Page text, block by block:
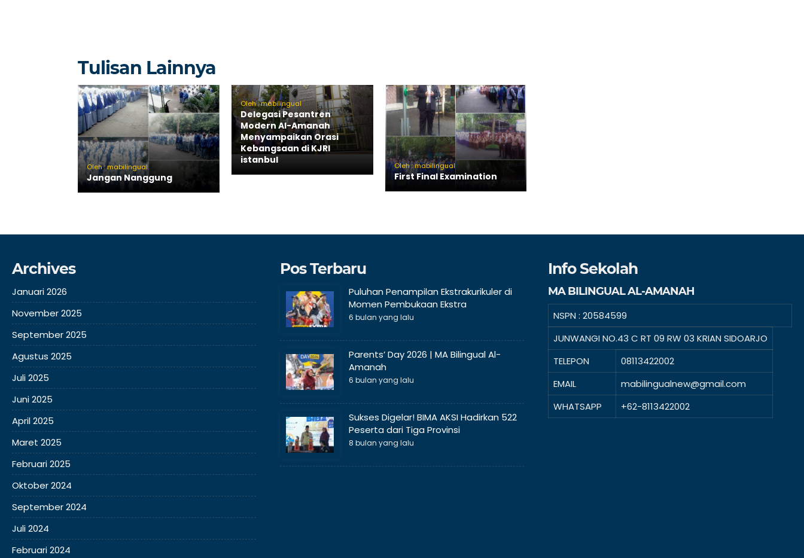
Tulisan Lainnya
Oleh : mabilingual
Jangan Nanggung
Oleh : mabilingual
Delegasi Pesantren
Modern Al-Amanah
Menyampaikan Orasi
Kebangsaan di KJRI
istanbul
Oleh : mabilingual
First Final Examination
Archives
Januari 2026
November 2025
September 2025
Agustus 2025
Juli 2025
Juni 2025
April 2025
Maret 2025
Februari 2025
Oktober 2024
September 2024
Juli 2024
Februari 2024
Pos Terbaru
Puluhan Penampilan Ekstrakurikuler di
Momen Pembukaan Ekstra
6 bulan yang lalu
Parents’ Day 2026 | MA Bilingual Al-
Amanah
6 bulan yang lalu
Sukses Digelar! BIMA AKSI Hadirkan 522
Peserta dari Tiga Provinsi
8 bulan yang lalu
Info Sekolah
MA BILINGUAL AL-AMANAH
NSPN : 20584599
JUNWANGI NO.43 C RT 09 RW 03 KRIAN SIDOARJO
TELEPON
08113422002
EMAIL
mabilingualnew@gmail.com
WHATSAPP
+62-8113422002